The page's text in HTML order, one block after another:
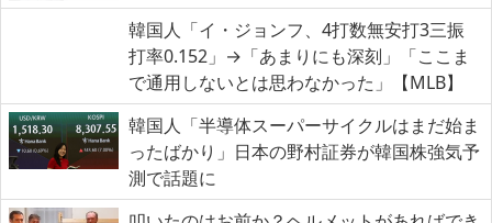
韓国人「イ・ジョンフ、4打数無安打3三振
打率0.152」→「あまりにも深刻」「ここま
で通用しないとは思わなかった」【MLB】
韓国人「半導体スーパーサイクルはまだ始ま
ったばかり」日本の野村証券が韓国株強気予
測で話題に